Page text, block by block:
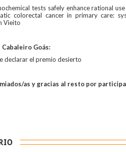
tests safely enhance rational
colorectal cancer in primary care:
Vieito
Goás:
declarar el premio desierto
as y gracias al resto por